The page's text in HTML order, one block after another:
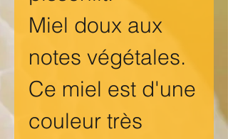
Miel doux aux
notes végétales.
Ce miel est d'une
couleur très